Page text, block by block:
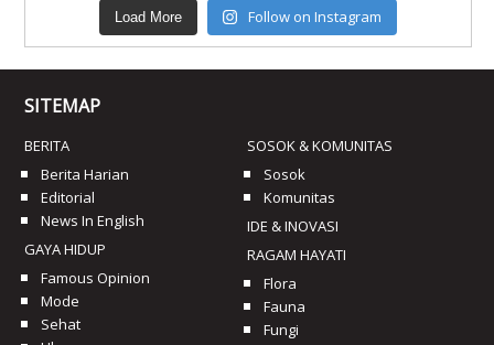
Load More Follow on Instagram
SITEMAP
BERITA
Berita Harian
Editorial
News In English
GAYA HIDUP
Famous Opinion
Mode
Sehat
SOSOK & KOMUNITAS
Sosok
Komunitas
IDE & INOVASI
RAGAM HAYATI
Flora
Fauna
Fungi